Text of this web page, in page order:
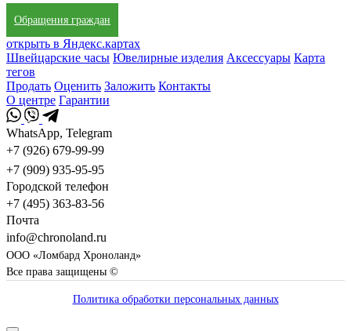
Обращения граждан
открыть в Яндекс.картах
Швейцарские часы Ювелирные изделия Аксессуары Карта
тегов
Продать Оценить Заложить Контакты
О центре Гарантии
WhatsApp, Telegram
+7 (926) 679-99-99
+7 (909) 935-95-95
Городской телефон
+7 (495) 363-83-56
Почта
info@chronoland.ru
ООО «Ломбард Хроноланд»
Все права защищены ©
Политика обработки персональных данных